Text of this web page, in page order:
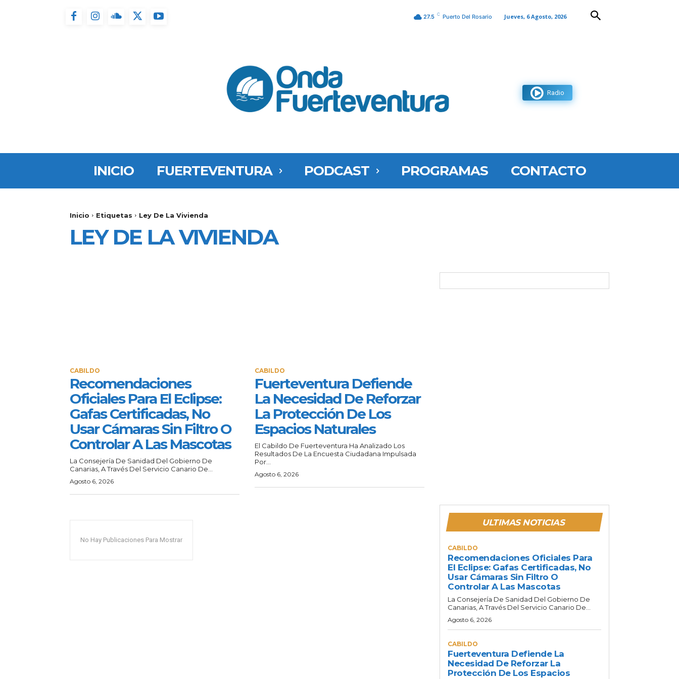
27.5 C Puerto Del Rosario Jueves, 6 Agosto, 2026
Radio
INICIO FUERTEVENTURA PODCAST PROGRAMAS CONTACTO
Inicio Etiquetas Ley De La Vivienda
LEY DE LA VIVIENDA
CABILDO
Recomendaciones
Oficiales Para El Eclipse:
Gafas Certificadas, No
Usar Cámaras Sin Filtro O
Controlar A Las Mascotas
La Consejería De Sanidad Del Gobierno De
Canarias, A Través Del Servicio Canario De...
Agosto 6, 2026
CABILDO
Fuerteventura Defiende
La Necesidad De Reforzar
La Protección De Los
Espacios Naturales
El Cabildo De Fuerteventura Ha Analizado Los
Resultados De La Encuesta Ciudadana Impulsada
Por...
Agosto 6, 2026
No Hay Publicaciones Para Mostrar
ULTIMAS NOTICIAS
CABILDO
Recomendaciones Oficiales Para
El Eclipse: Gafas Certificadas, No
Usar Cámaras Sin Filtro O
Controlar A Las Mascotas
La Consejería De Sanidad Del Gobierno De
Canarias, A Través Del Servicio Canario De...
Agosto 6, 2026
CABILDO
Fuerteventura Defiende La
Necesidad De Reforzar La
Protección De Los Espacios